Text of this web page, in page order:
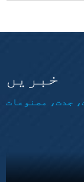
خبریں
جدت، مصنوعات